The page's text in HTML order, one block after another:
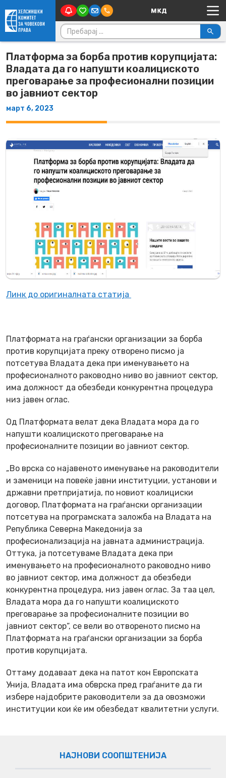
Skip to content Main Navigation
Пребарувај за:
Платформа за борба против корупцијата:
Владата да го напушти коалициското
преговарање за професионални позиции
во јавниот сектор
март 6, 2023
Линк до оригиналната статија
Платформата на граѓански организации за борба
против корупцијата преку отворено писмо ја
потсетува Владата дека при именувањето на
професионалното раководно ниво во јавниот сектор,
има должност да обезбеди конкурентна процедура
низ јавен оглас.
Од Платформата велат дека Владата мора да го
напушти коалициското преговарање на
професионалните позиции во јавниот сектор.
„Во врска со најавеното именување на раководители
и заменици на повеќе јавни институции, установи и
државни претпријатија, по новиот коалициски
договор, Платформата на граѓански организации
потсетува на програмската заложба на Владата на
Република Северна Македонија за
професионализација на јавната администрација.
Оттука, ја потсетуваме Владата дека при
именувањето на професионалното раководно ниво
во јавниот сектор, има должност да обезбеди
конкурентна процедура, низ јавен оглас. За таа цел,
Владата мора да го напушти коалициското
преговарање за професионалните позиции во
јавниот сектор“, се вели во отвореното писмо на
Платформата на граѓански организации за борба
против корупцијата.
Оттаму додаваат дека на патот кон Европската
Унија, Владата има обврска пред граѓаните да ги
избере најдобрите раководители за да овозможи
институции кои ќе им обезбедат квалитетни услуги.
НАЈНОВИ СООПШТЕНИЈА